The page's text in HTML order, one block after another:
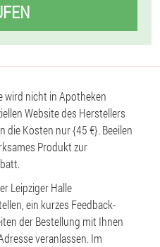
wird nicht in Apotheken
Website des Herstellers
die Kosten nur {45 €}. Beeilen
Produkt zur
Leipziger Halle
ein kurzes Feedback-
der Bestellung mit Ihnen
veranlassen. Im